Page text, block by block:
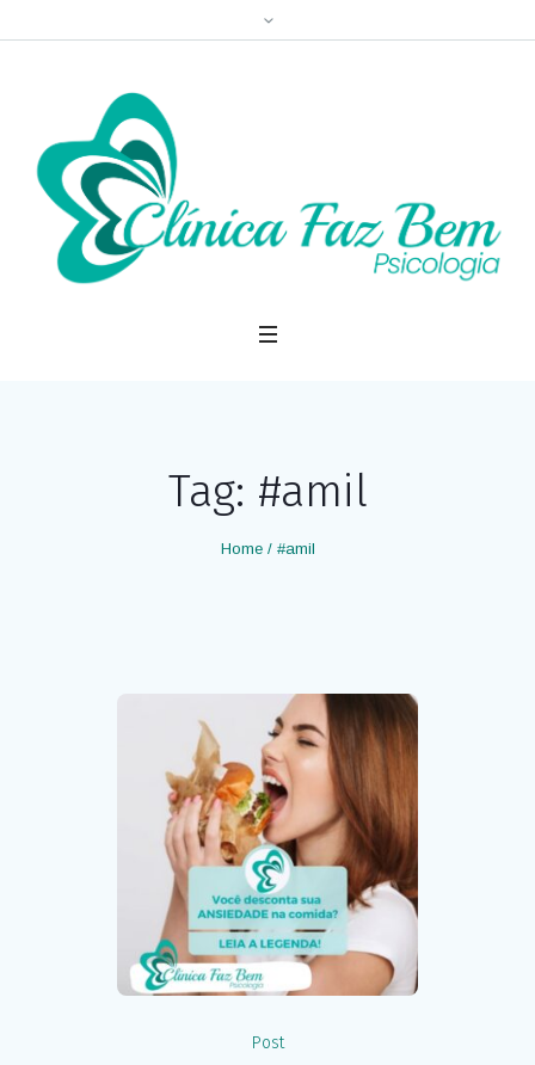
Tag: #amil
Home / #amil
Post